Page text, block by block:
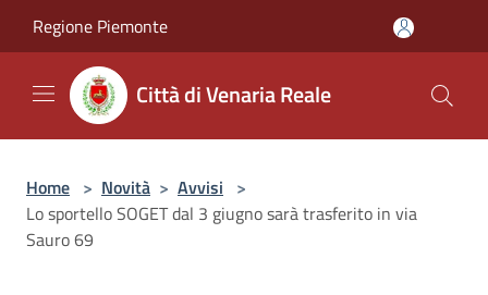
Regione Piemonte
Città di Venaria Reale
Home > Novità > Avvisi >
Lo sportello SOGET dal 3 giugno sarà trasferito in via
Sauro 69